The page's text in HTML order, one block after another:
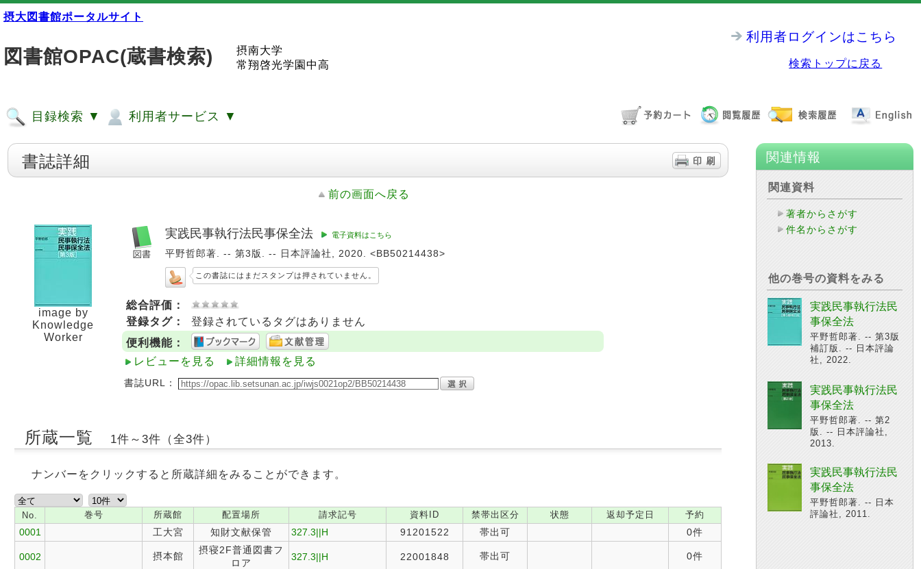
摂大図書館ポータルサイト
図書館OPAC(蔵書検索)
摂南大学
常翔啓光学園中高
利用者ログインはこちら
検索トップに戻る
目録検索 ▼ 利用者サービス ▼
書誌詳細
前の画面へ戻る
image by
Knowledge
Worker
実践民事執行法民事保全法 電子資料はこちら
平野哲郎著. -- 第3版. -- 日本評論社, 2020. <BB50214438>
この書誌にはまだスタンプは押されていません。
総合評価：
登録タグ：
登録されているタグはありません
便利機能：
レビューを見る
詳細情報を見る
書誌URL：
所蔵一覧 1件～3件（全3件）
ナンバーをクリックすると所蔵詳細をみることができます。
No. 巻号 所蔵館 配置場所 請求記号 資料ID 禁帯出区分 状態 返却予定日 予約
0001 工大宮 知財文献保管 327.3||H 91201522 帯出可 0件
0002 摂本館
摂寝2F普通図書フ
ロア
327.3||H 22001848 帯出可 0件
関連情報
関連資料
著者からさがす
件名からさがす
他の巻号の資料をみる
実践民事執行法民
事保全法
平野哲郎著. -- 第3版
補訂版. -- 日本評論
社, 2022.
実践民事執行法民
事保全法
平野哲郎著. -- 第2
版. -- 日本評論社,
2013.
実践民事執行法民
事保全法
平野哲郎著. -- 日本
評論社, 2011.